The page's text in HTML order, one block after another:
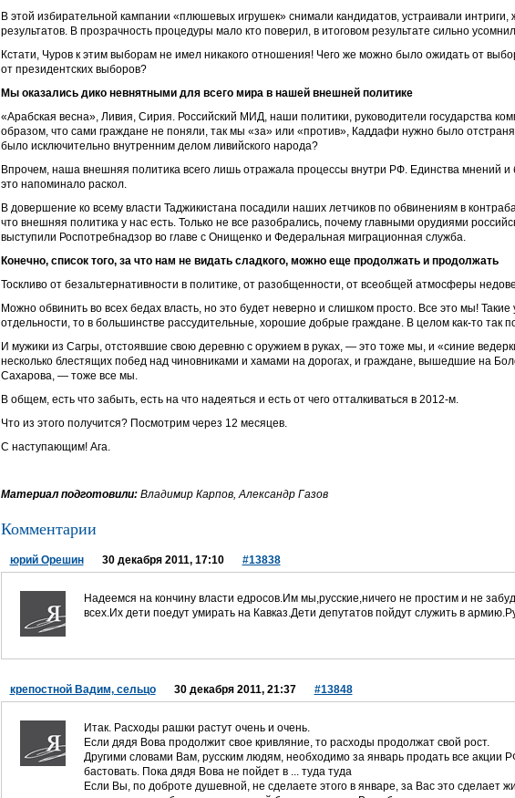
В этой избирательной кампании «плюшевых игрушек» снимали кандидатов, устраивали
результатов. В прозрачность процедуры мало кто поверил, в итоговом результате сильно
Кстати, Чуров к этим выборам не имел никакого отношения! Чего же можно было ожидать от
от президентских выборов?
Мы оказались дико невнятными для всего мира в нашей внешней политике
«Арабская весна», Ливия, Сирия. Российский МИД, наши политики, руководители государства
образом, что сами граждане не поняли, так мы «за» или «против», Каддафи нужно было
было исключительно внутренним делом ливийского народа?
Впрочем, наша внешняя политика всего лишь отражала процессы внутри РФ. Единства мнений и
это напоминало раскол.
В довершение ко всему власти Таджикистана посадили наших летчиков по обвинениям в
что внешняя политика у нас есть. Только не все разобрались, почему главными орудиями
выступили Роспотребнадзор во главе с Онищенко и Федеральная миграционная служба.
Конечно, список того, за что нам не видать сладкого, можно еще продолжать и продолжать
Тоскливо от безальтернативности в политике, от разобщенности, от всеобщей атмосферы
Можно обвинить во всех бедах власть, но это будет неверно и слишком просто. Все это мы! Такие
отдельности, то в большинстве рассудительные, хорошие добрые граждане. В целом как-то так
И мужики из Сагры, отстоявшие свою деревню с оружием в руках, — это тоже мы, и «синие
несколько блестящих побед над чиновниками и хамами на дорогах, и граждане, вышедшие на
Сахарова, — тоже все мы.
В общем, есть что забыть, есть на что надеяться и есть от чего отталкиваться в 2012-м.
Что из этого получится? Посмотрим через 12 месяцев.
С наступающим! Ага.
Материал подготовили:Владимир Карпов, Александр Газов
Комментарии
юрий Орешин 30 декабря 2011, 17:10 #13838
Надеемся на кончину власти едросов.Им мы,русские,ничего не простим и не
всех.Их дети поедут умирать на Кавказ.Дети депутатов пойдут служить в
крепостной Вадим, сельцо 30 декабря 2011, 21:37 #13848
Итак. Расходы рашки растут очень и очень.
Если дядя Вова продолжит свое кривляние, то расходы продолжат свой рост.
Другими словами Вам, русским людям, необходимо за январь продать все акции
бастовать. Пока дядя Вова не пойдет в ... туда туда
Если Вы, по доброте душевной, не сделаете этого в январе, за Вас это сделает